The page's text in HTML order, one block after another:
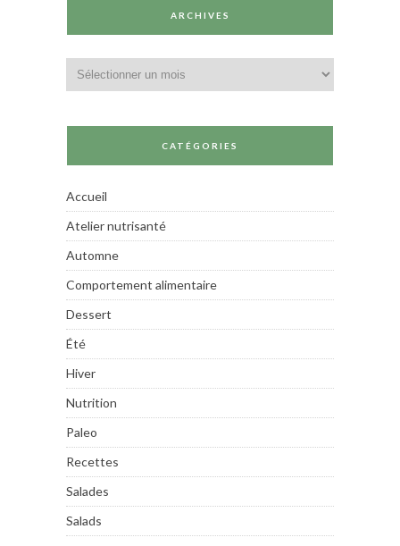
ARCHIVES
CATÉGORIES
Accueil
Atelier nutrisanté
Automne
Comportement alimentaire
Dessert
Été
Hiver
Nutrition
Paleo
Recettes
Salades
Salads